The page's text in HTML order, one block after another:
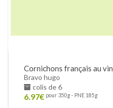
Cornichons français au
Bravo hugo
colis de 6
6.97€ pour 350g - PNE 185g